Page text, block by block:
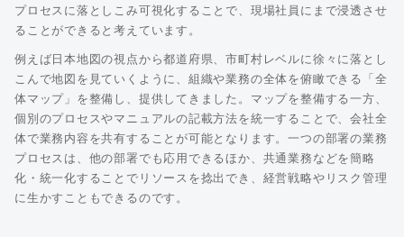
プロセスに落としこみ可視化することで、現場社員にまで浸透させ
ることができると考えています。
例えば日本地図の視点から都道府県、市町村レベルに徐々に落とし
こんで地図を見ていくように、組織や業務の全体を俯瞰できる「全
体マップ」を整備し、提供してきました。マップを整備する一方、
個別のプロセスやマニュアルの記載方法を統一することで、会社全
体で業務内容を共有することが可能となります。一つの部署の業務
プロセスは、他の部署でも応用できるほか、共通業務などを簡略
化・統一化することでリソースを捻出でき、経営戦略やリスク管理
に生かすこともできるのです。